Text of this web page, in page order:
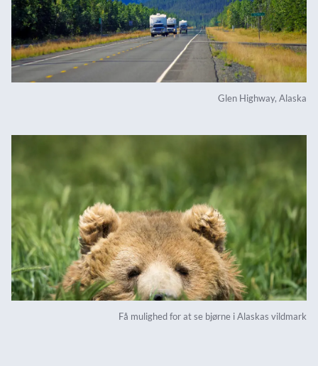
Glen Highway, Alaska
Få mulighed for at se bjørne i Alaskas vildmark